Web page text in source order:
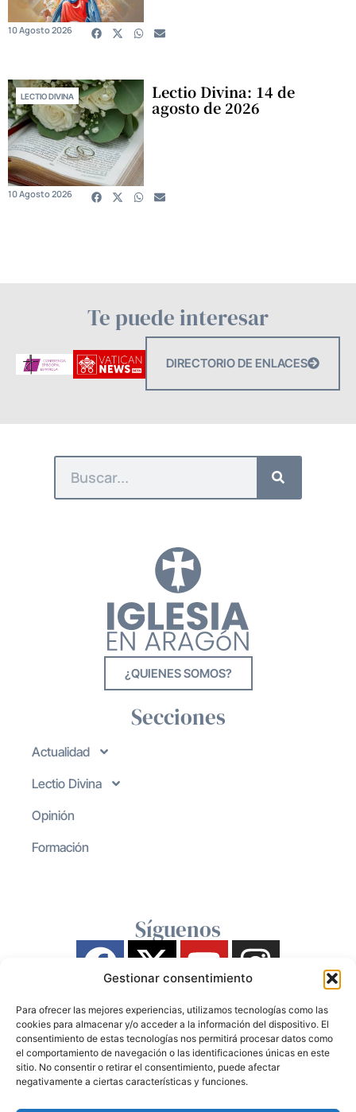
Gestionar consentimiento
Para ofrecer las mejores experiencias, utilizamos tecnologías como las
cookies para almacenar y/o acceder a la información del dispositivo. El
consentimiento de estas tecnologías nos permitirá procesar datos como
el comportamiento de navegación o las identificaciones únicas en este
sitio. No consentir o retirar el consentimiento, puede afectar
negativamente a ciertas características y funciones.
10 Agosto 2026
LECTIO DIVINA Lectio Divina: 14 de
agosto de 2026
10 Agosto 2026
Te puede interesar
DIRECTORIO DE ENLACES
¿QUIENES SOMOS?
Secciones
Actualidad
Lectio Divina
Opinión
Formación
Síguenos